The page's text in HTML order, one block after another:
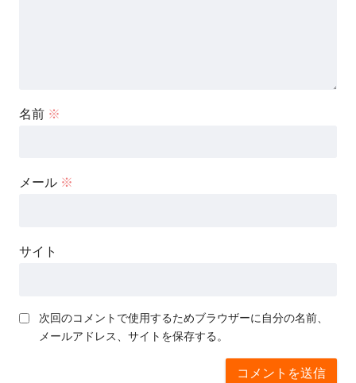
名前 ※
メール ※
サイト
次回のコメントで使用するためブラウザーに自分の名前、
メールアドレス、サイトを保存する。